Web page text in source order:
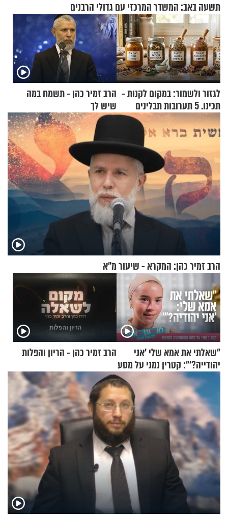
תשעה באב: המשדר המרכזי עם גדולי הרבנים
לגזור ולשמור: במקום לקנות -
תכינו. 5 תערובות תבלינים
שמתאימות להכל
הרב זמיר כהן - תשמח במה
שיש לך
הרב זמיר כהן: המקרא - שיעור מ"א
"שאלתי את אמא שלי 'אני
יהודייה?'": קטרין נמני על מסע
ההתחזקות המרגש
הרב זמיר כהן - הריון והפלות